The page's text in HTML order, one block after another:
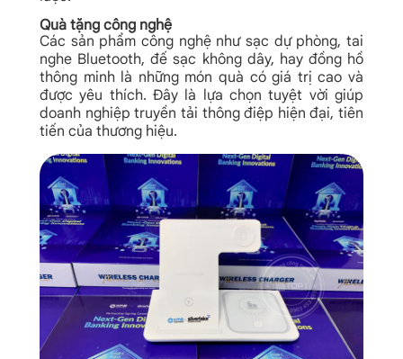
Quà tặng công nghệ
Các sản phẩm công nghệ như sạc dự phòng, tai
nghe Bluetooth, đế sạc không dây, hay đồng hồ
thông minh là những món quà có giá trị cao và
được yêu thích. Đây là lựa chọn tuyệt vời giúp
doanh nghiệp truyền tải thông điệp hiện đại, tiên
tiến của thương hiệu.